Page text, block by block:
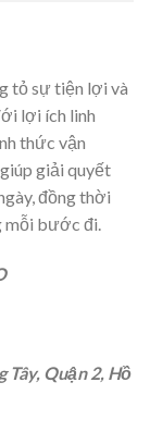
tỏ sự tiện lợi và
lợi ích linh
thức vận
giải quyết
đồng thời
mỗi bước đi.
Tây, Quận 2, Hồ